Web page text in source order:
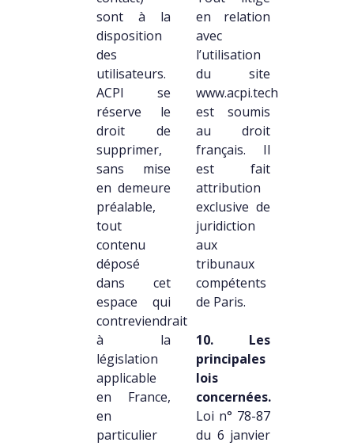
sont à la
disposition
des
utilisateurs.
ACPI se
réserve le
droit de
supprimer,
sans mise
en demeure
préalable,
tout
contenu
déposé
dans cet
espace qui
contreviendrait
à la
législation
applicable
en France,
en
particulier
en relation
avec
l’utilisation
du site
www.acpi.tech
est soumis
au droit
français. Il
est fait
attribution
exclusive de
juridiction
aux
tribunaux
compétents
de Paris.
10. Les
principales
lois
concernées.
Loi n° 78-87
du 6 janvier